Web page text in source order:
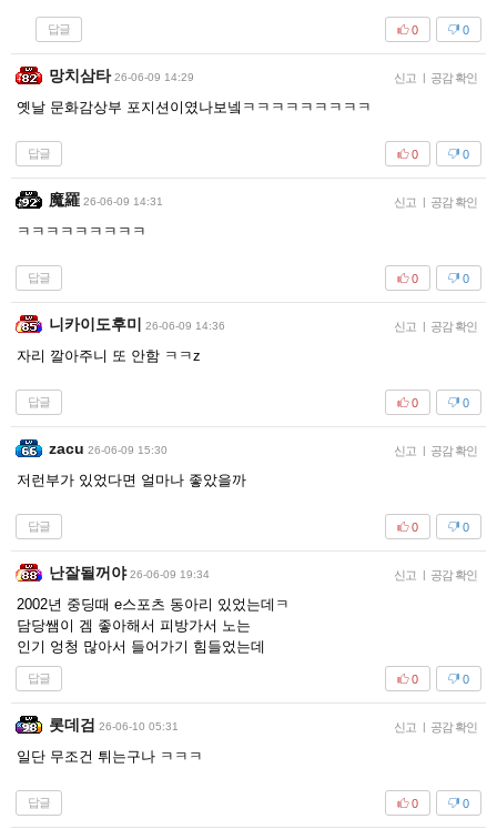
답글 0
0
망치삼타 26-06-09 14:29 신고 | 공감 확인
옛날 문화감상부 포지션이였나보넼ㅋㅋㅋㅋㅋㅋㅋㅋㅋ
답글 0
0
魔羅 26-06-09 14:31 신고 | 공감 확인
ㅋㅋㅋㅋㅋㅋㅋㅋㅋ
답글 0
0
니카이도후미 26-06-09 14:36 신고 | 공감 확인
자리 깔아주니 또 안함 ㅋㅋz
답글 0
0
zacu 26-06-09 15:30 신고 | 공감 확인
저런부가 있었다면 얼마나 좋았을까
답글 0
0
난잘될꺼야 26-06-09 19:34 신고 | 공감 확인
2002년 중딩때 e스포츠 동아리 있었는데ㅋ
담당쌤이 겜 좋아해서 피방가서 노는
인기 엉청 많아서 들어가기 힘들었는데
답글 0
0
롯데검 26-06-10 05:31 신고 | 공감 확인
일단 무조건 튀는구나 ㅋㅋㅋ
답글 0
0